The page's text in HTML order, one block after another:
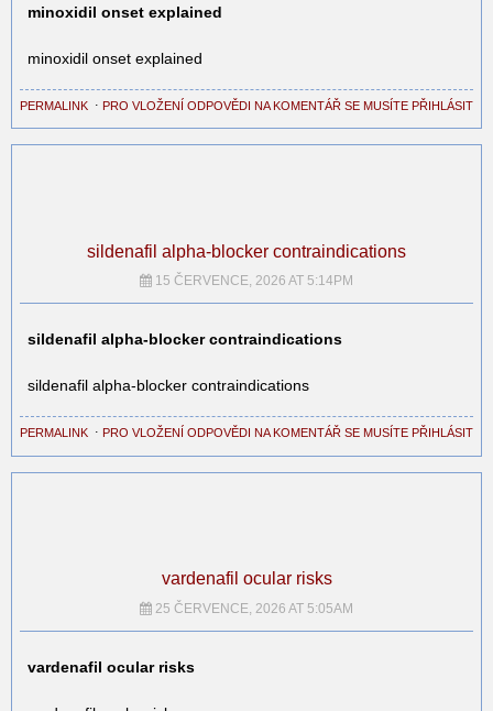
minoxidil onset explained
minoxidil onset explained
PERMALINK ⋅ PRO VLOŽENÍ ODPOVĚDI NA KOMENTÁŘ SE MUSÍTE PŘIHLÁSIT
sildenafil alpha‑blocker contraindications
15 ČERVENCE, 2026 AT 5:14PM
sildenafil alpha‑blocker contraindications
sildenafil alpha‑blocker contraindications
PERMALINK ⋅ PRO VLOŽENÍ ODPOVĚDI NA KOMENTÁŘ SE MUSÍTE PŘIHLÁSIT
vardenafil ocular risks
25 ČERVENCE, 2026 AT 5:05AM
vardenafil ocular risks